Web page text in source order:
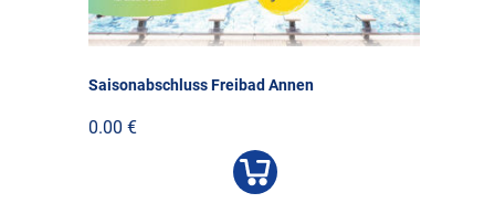
Saisonabschluss Freibad Annen
0.00 €